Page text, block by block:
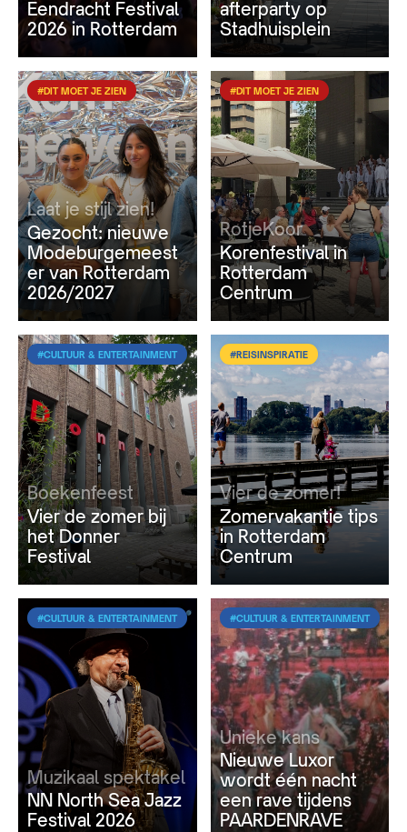
Eendracht Festival
2026 in Rotterdam
afterparty op
Stadhuisplein
#DIT MOET JE ZIEN
Laat je stijl zien!
Gezocht: nieuwe
Modeburgemeest
er van Rotterdam
2026/2027
#DIT MOET JE ZIEN
RotjeKoor
Korenfestival in
Rotterdam
Centrum
#CULTUUR & ENTERTAINMENT
Boekenfeest
Vier de zomer bij
het Donner
Festival
#REISINSPIRATIE
Vier de zomer!
Zomervakantie tips
in Rotterdam
Centrum
#CULTUUR & ENTERTAINMENT
Muzikaal spektakel
NN North Sea Jazz
Festival 2026
#CULTUUR & ENTERTAINMENT
Unieke kans
Nieuwe Luxor
wordt één nacht
een rave tijdens
PAARDENRAVE